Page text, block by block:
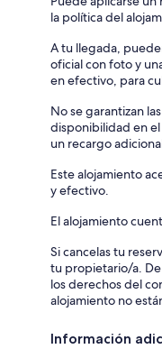
la política del
A tu llegada,
oficial con foto y
en efectivo, para
No se garantizan
disponibilidad en
un recargo
Este alojamiento
y efectivo.
El alojamiento
Si cancelas tu
tu propietario/a.
los derechos del
alojamiento no
Información